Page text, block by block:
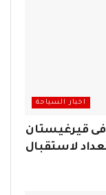
اخبار السياحة
دورة الألعاب العالمية للرحل 2026فى قيرغيستان
لاستقبال